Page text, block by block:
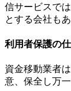
信サービスで
とする会社も
利用者保護の
資金移動業者
意、保全し万